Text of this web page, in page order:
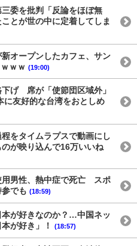
委を批判「反論をほぼ無
とが世の中に定着してしま
新オープンしたカフェ、サン
ｗｗ (19:00)
下げ 席が「使節団区域外」
に友好的な台湾をおとしめ
をタイムラプスで動画にし
が映り込んで16万いいね
用男性、熱中症で死亡 スポ
でも (18:59)
が好きなのか？…中国ネッ
が好き」！
(18:57)